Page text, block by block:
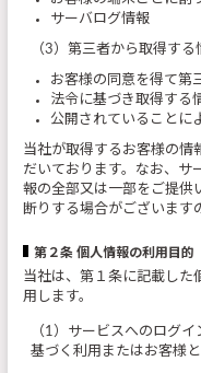
サーバログ情報
（3）第三者から取得する
お客様の同意を得て第
法令に基づき取得する
公開されていることに
当社が取得するお客様の情
だいております。なお、サ
報の全部又は一部をご提供
断りする場合がございます
第２条 個人情報の利用目的
当社は、第１条に記載した
用します。
（1）サービスへのログ
基づく利用またはお客様